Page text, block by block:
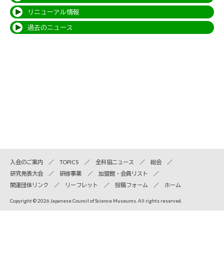
リニューアル情報
過去のニュース
入会のご案内 TOPICS 全科協ニュース
総会
研究発表大会
研修事業
加盟館・会員リスト
関連団体リンク
リーフレット 投稿フォーム ホーム
Copyright © 2026 Japanese Council of Science Museums. All rights reserved.